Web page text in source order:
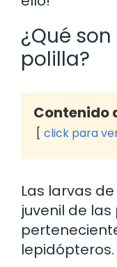
¿Qué
polilla?
Contenido
click para
Las larvas
juvenil de
lepidópteros.